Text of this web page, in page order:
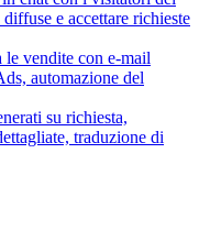
e accettare richieste
le vendite con e-mail
automazione del
su richiesta,
traduzione di